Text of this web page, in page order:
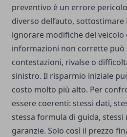
preventivo è un errore
diverso dell’auto,
ignorare modifiche del
informazioni non corrette può
contestazioni, rivalse o
sinistro. Il risparmio iniziale
costo molto più alto. Per
essere coerenti: stessi dati,
stessa formula di guida, stessi
garanzie. Solo così il prezzo